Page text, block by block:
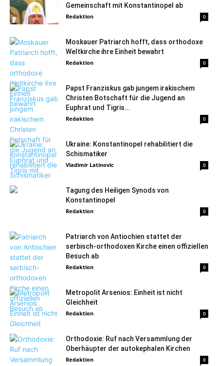
Gemeinschaft mit Konstantinopel ab
Redaktion - 0
Moskauer Patriarch hofft, dass orthodoxe
Weltkirche ihre Einheit bewahrt
Redaktion - 0
Papst Franziskus gab jungem irakischem
Christen Botschaft für die Jugend an
Euphrat und Tigris...
Redaktion - 0
Ukraine: Konstantinopel rehabilitiert die
Schismatiker
Vladimir Latinovic - 0
Tagung des Heiligen Synods von
Konstantinopel
Redaktion - 0
Patriarch von Antiochien stattet der
serbisch-orthodoxen Kirche einen offiziellen
Besuch ab
Redaktion - 0
Metropolit Arsenios: Einheit ist nicht
Gleichheit
Redaktion - 0
Orthodoxie: Ruf nach Versammlung der
Oberhäupter der autokephalen Kirchen
Redaktion - 0